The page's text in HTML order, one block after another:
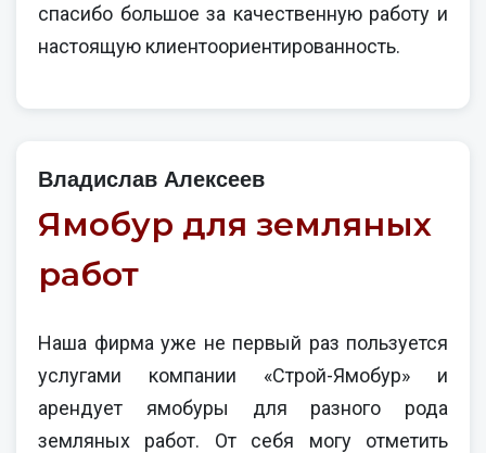
спасибо большое за качественную работу и
настоящую клиентоориентированность.
Владислав Алексеев
Ямобур для земляных
работ
Наша фирма уже не первый раз пользуется
услугами компании «Строй-Ямобур» и
арендует ямобуры для разного рода
земляных работ. От себя могу отметить